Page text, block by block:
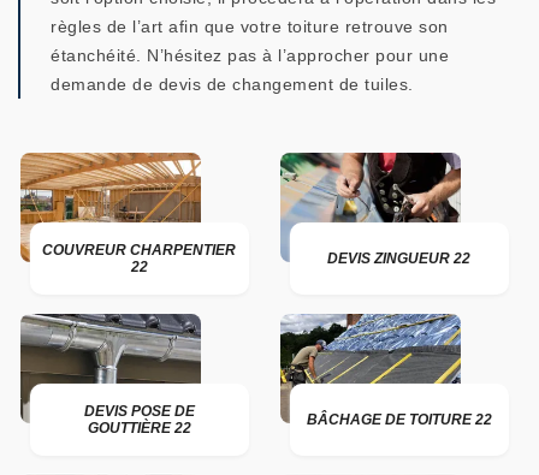
règles de l’art afin que votre toiture retrouve son
étanchéité. N’hésitez pas à l’approcher pour une
demande de devis de changement de tuiles.
COUVREUR CHARPENTIER
22
DEVIS ZINGUEUR 22
DEVIS POSE DE
GOUTTIÈRE 22
BÂCHAGE DE TOITURE 22